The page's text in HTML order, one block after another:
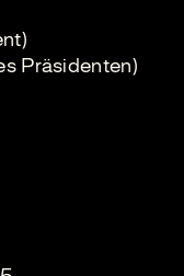
Präsidenten)